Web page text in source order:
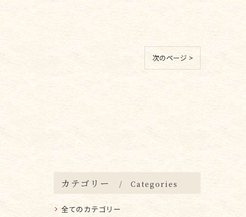
次のページ >
カテゴリー Categories
全てのカテゴリー